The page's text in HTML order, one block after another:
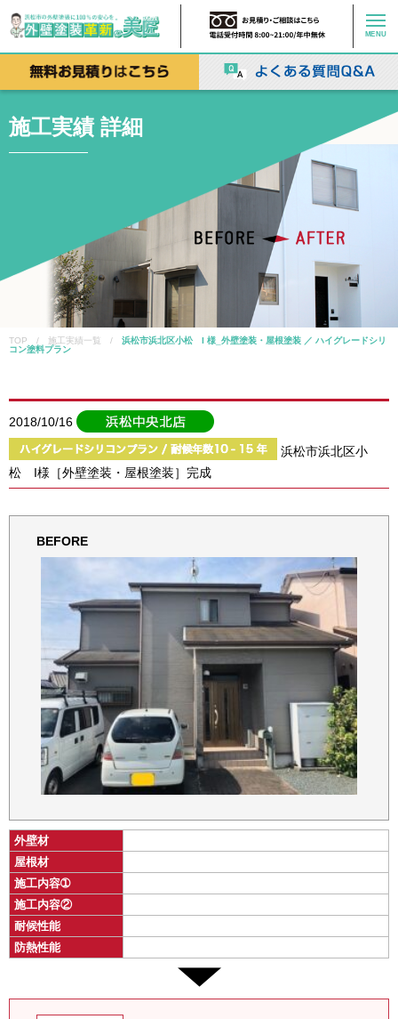
MENU
施工実績 詳細
TOP / 施工実績一覧 / 浜松市浜北区小松 I 様_外壁塗装・屋根塗装 ／ ハイグレードシリ
コン塗料プラン
2018/10/16
浜松市浜北区小
松 I様［外壁塗装・屋根塗装］完成
BEFORE
外壁材
屋根材
施工内容➀
施工内容②
耐候性能
防熱性能